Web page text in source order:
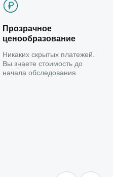
Прозрачное
ценообразование
Никаких скрытых платежей.
Вы знаете стоимость до
начала обследования.